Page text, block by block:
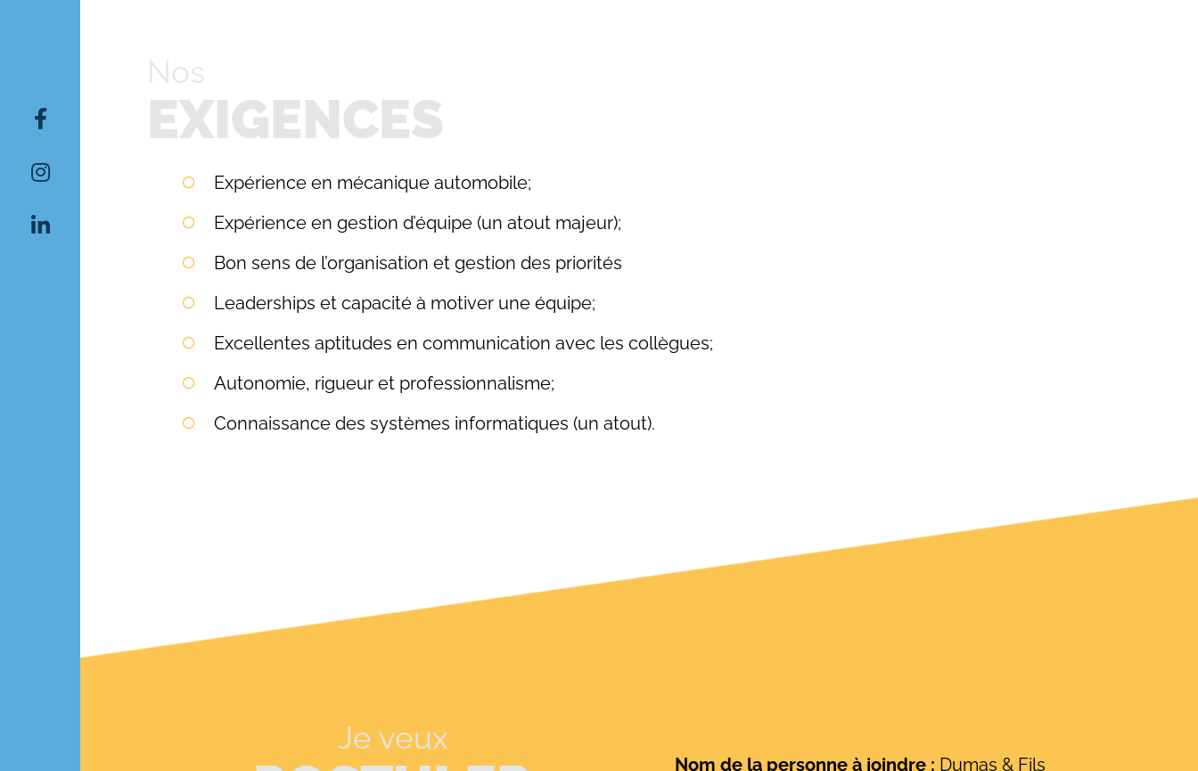
Nos
EXIGENCES
Expérience en mécanique automobile;
Expérience en gestion d’équipe (un atout majeur);
Bon sens de l’organisation et gestion des priorités
Leaderships et capacité à motiver une équipe;
Excellentes aptitudes en communication avec les collègues;
Autonomie, rigueur et professionnalisme;
Connaissance des systèmes informatiques (un atout).
Je veux
Nom de la personne à joindre : Dumas & Fils
Rechercher: